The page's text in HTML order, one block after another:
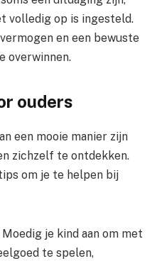
volledig op is ingesteld.
en een bewuste
overwinnen.
ouders
een mooie manier zijn
zichzelf te ontdekken.
om je te helpen bij
je kind aan om met
te spelen,